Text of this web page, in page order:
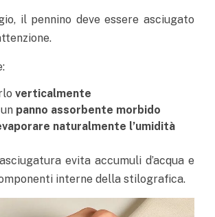
il pennino deve essere asciugato
verticalmente
panno assorbente morbido
naturalmente l’umidità
evita accumuli d’acqua e
interne della stilografica.